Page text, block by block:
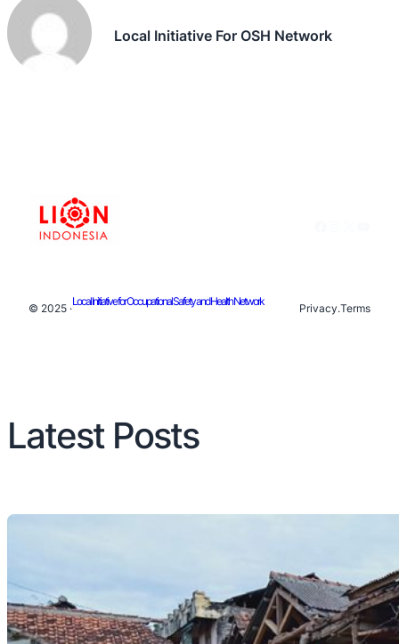
Local Initiative For OSH Network
© 2025 ·
Local Initiative for Occupational Safety and Health Network
Privacy.Terms
Latest Posts